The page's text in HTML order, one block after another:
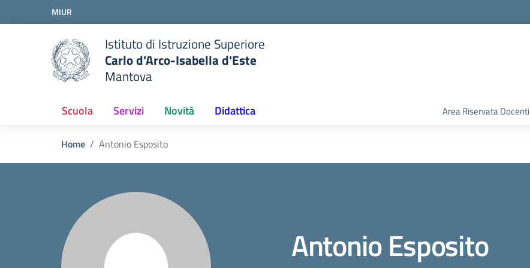
Vai ai contenuti
Vai al menu di navigazione
Vai al footer
MIUR
Istituto di Istruzione Superiore
Carlo d'Arco-Isabella d'Este
Mantova
Area Riservata Docenti
Scuola Servizi Novità Didattica
Home Antonio Esposito
Antonio Esposito